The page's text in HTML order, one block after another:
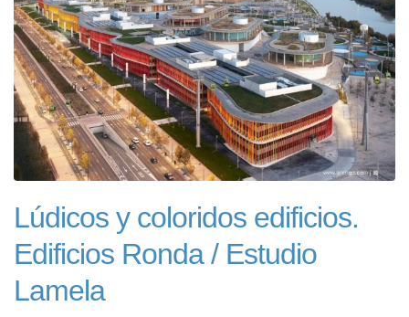
Lúdicos y coloridos edificios.
Edificios Ronda / Estudio
Lamela